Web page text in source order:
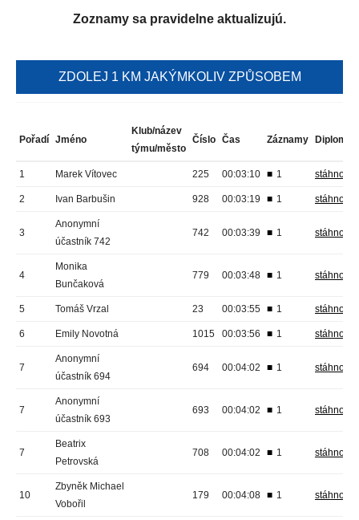
Zoznamy sa pravidelne aktualizujú.
ZDOLEJ 1 KM JAKÝMKOLIV ZPŮSOBEM
Pořadí Jméno
Klub/název
týmu/město
Číslo Čas Záznamy Diplom
1 Marek Vítovec 225 00:03:10 ■ 1 stáhnout
2 Ivan Barbušin 928 00:03:19 ■ 1 stáhnout
3
Anonymní
účastník 742
742 00:03:39 ■ 1 stáhnout
4
Monika
Bunčaková
779 00:03:48 ■ 1 stáhnout
5 Tomáš Vrzal 23 00:03:55 ■ 1 stáhnout
6 Emily Novotná 1015 00:03:56 ■ 1 stáhnout
7
Anonymní
účastník 694
694 00:04:02 ■ 1 stáhnout
7
Anonymní
účastník 693
693 00:04:02 ■ 1 stáhnout
7
Beatrix
Petrovská
708 00:04:02 ■ 1 stáhnout
10
Zbyněk Michael
Vobořil
179 00:04:08 ■ 1 stáhnout